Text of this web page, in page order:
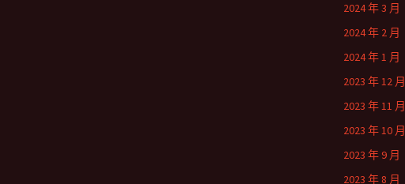
2024 年 3 月
2024 年 2 月
2024 年 1 月
2023 年 12 月
2023 年 11 月
2023 年 10 月
2023 年 9 月
2023 年 8 月